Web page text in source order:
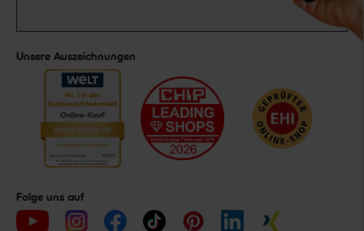
Unsere Auszeichnungen
Folge uns auf